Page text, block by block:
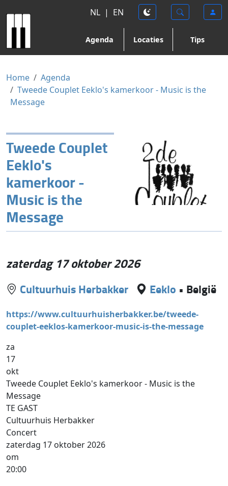
NL | EN
Agenda Locaties Tips
Home
Agenda
Tweede Couplet Eeklo's kamerkoor - Music is the
Message
Tweede Couplet
Eeklo's
kamerkoor -
Music is the
Message
zaterdag 17 oktober 2026
Cultuurhuis Herbakker Eeklo • België
https://www.cultuurhuisherbakker.be/tweede-
couplet-eeklos-kamerkoor-music-is-the-message
za
17
okt
Tweede Couplet Eeklo's kamerkoor - Music is the
Message
TE GAST
Cultuurhuis Herbakker
Concert
zaterdag 17 oktober 2026
om
20:00